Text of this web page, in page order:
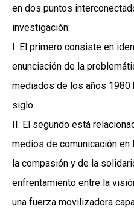
en dos puntos
investigación:
I. El primero consiste en
enunciación de la
mediados de los años 1980
siglo.
II. El segundo está
medios de comunicación
la compasión y de la
enfrentamiento entre la
una fuerza movilizadora